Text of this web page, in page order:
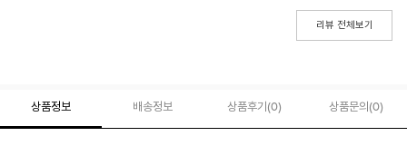
리뷰 전체보기
상품정보 배송정보 상품후기(0) 상품문의 (0)